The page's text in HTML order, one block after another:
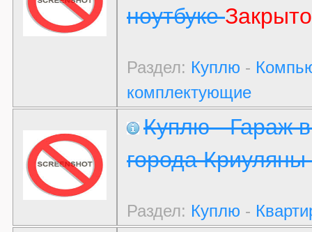
ноутбуке
Раздел: Куплю -
комплектующие
Куплю - Гараж
города Криуляны
Раздел: Куплю -